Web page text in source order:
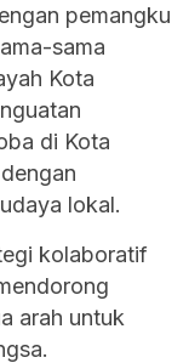
pemangku
sama
Kota
di Kota
lokal.
kolaboratif
arah untuk